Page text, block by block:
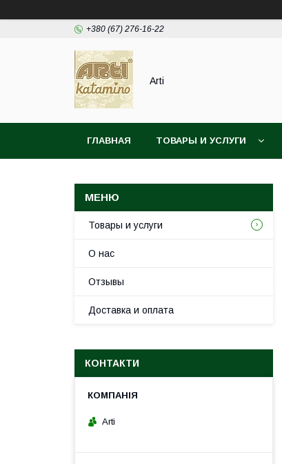
+380 (67) 276-16-22
Arti
ГЛАВНАЯ ТОВАРЫ И УСЛУГИ
Товары и услуги
О нас
Отзывы
Доставка и оплата
КОНТАКТИ
Arti